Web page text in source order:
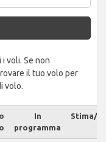
voli. Se non
il tuo volo per
volo.
In
programma
Stima/